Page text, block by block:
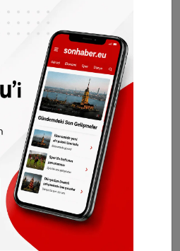
Birlik Partileri
göçü teşvik edeceği,
da artıracağı
geçişlerin
çıkıyor.
bu hafta yaptıkları
vatandaşlığının değerli
ülkede belli bir süre
vatandaşlığa
yitirilmesine yol